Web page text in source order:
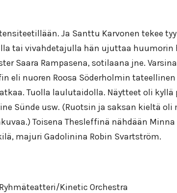
Ja Santtu Karvonen tekee
tai vivahdetajulla hän ujuttaa huumorin
Saara Rampasena, sotilaana jne.
eli nuoren Roosa Söderholmin
Tuolla laulutaidolla. Näytteet oli
Sünde usw. (Ruotsin ja saksan kieltä oli
Toisena Thesleffinä nähdään Minna
majuri Gadolinina Robin Svartström.
Kinetic Orchestra